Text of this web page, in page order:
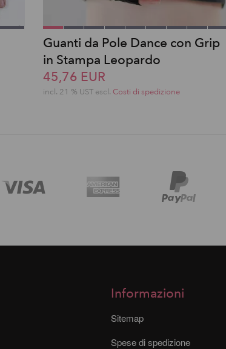
Guanti da Pole Dance con Grip
in Stampa Leopardo
45,76 EUR
incl. 21 % UST escl. Costi di spedizione
Informazioni
Sitemap
Spese di spedizione